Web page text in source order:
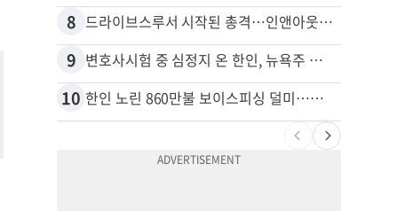
8 드라이브스루서 시작된 총격…인앤아웃 참사 영상 공개
9 변호사시험 중 심정지 온 한인, 뉴욕주 제소
10 한인 노린 860만불 보이스피싱 덜미…영사관·한국 검찰 사칭